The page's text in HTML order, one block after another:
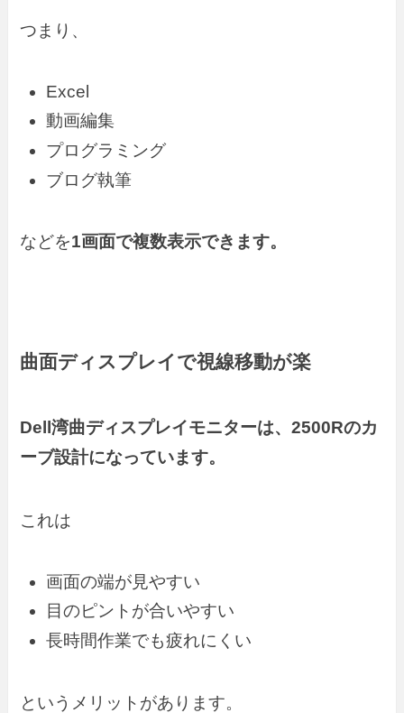
つまり、
Excel
動画編集
プログラミング
ブログ執筆
などを1画面で複数表示できます。
曲面ディスプレイで視線移動が楽
Dell湾曲ディスプレイモニターは、2500Rのカ
ーブ設計になっています。
これは
画面の端が見やすい
目のピントが合いやすい
長時間作業でも疲れにくい
というメリットがあります。